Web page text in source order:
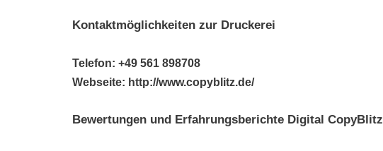
Kontaktmöglichkeiten zur Druckerei
Telefon: +49 561 898708
Webseite: http://www.copyblitz.de/
Bewertungen und Erfahrungsberichte Digital CopyBlitz